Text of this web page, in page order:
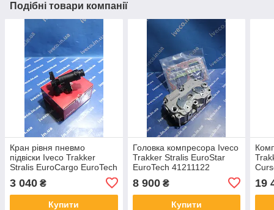
Подібні товари компанії
Кран рівня пневмо
підвіски Iveco Trakker
Stralis EuroCargo EuroTech
4410501230 41200708
3 040 ₴
Купити
Головка компресора Iveco
Trakker Stralis EuroStar
EuroTech 41211122
99471919 LK4936
8 900₴
Купити
19